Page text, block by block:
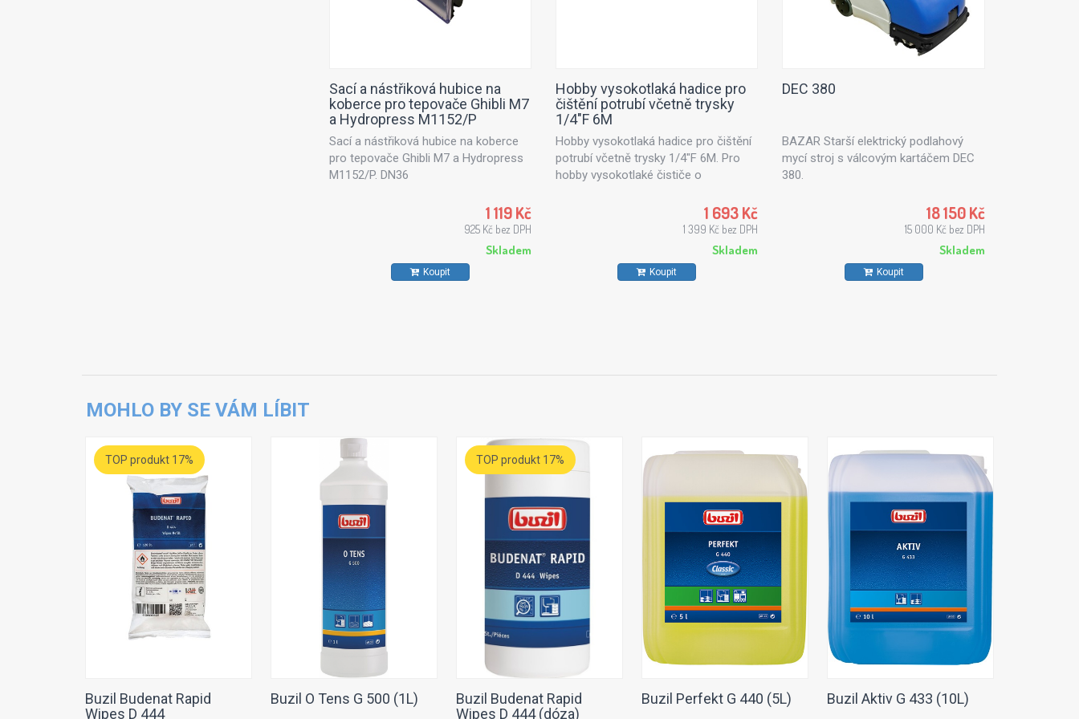
Sací a nástřiková hubice na
koberce pro tepovače Ghibli M7
a Hydropress M1152/P
Sací a nástřiková hubice na koberce
pro tepovače Ghibli M7 a Hydropress
M1152/P. DN36
1 119 Kč
925 Kč bez DPH
Skladem
Koupit
Hobby vysokotlaká hadice pro
čištění potrubí včetně trysky
1/4"F 6M
Hobby vysokotlaká hadice pro čištění
potrubí včetně trysky 1/4"F 6M. Pro
hobby vysokotlaké čističe o
vody do 500 l/h. Délka čističe potrubí
6m. Vybaveno tryskou se třemi
zadními paprsky pro čištění potrubí.
1 693 Kč
1 399 Kč bez DPH
Skladem
Koupit
DEC 380
BAZAR Starší elektrický podlahový
mycí stroj s válcovým kartáčem DEC
380.
18 150 Kč
15 000 Kč bez DPH
Skladem
Koupit
MOHLO BY SE VÁM LÍBIT
TOP produkt 17%
Buzil Budenat Rapid
Wipes D 444
Buzil O Tens G 500 (1L)
TOP produkt 17%
Buzil Budenat Rapid
Wipes D 444 (dóza)
Buzil Perfekt G 440 (5L) Buzil Aktiv G 433 (10L)